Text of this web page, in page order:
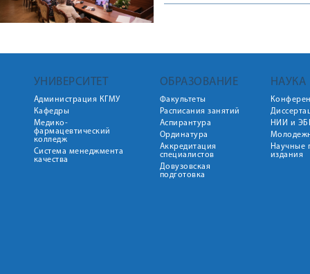
УНИВЕРСИТЕТ
Администрация КГМУ
Кафедры
Медико-
фармацевтический
колледж
Система менеджмента
качества
ОБРАЗОВАНИЕ
Факультеты
Расписания занятий
Аспирантура
Ординатура
Аккредитация
специалистов
Довузовская
подготовка
НАУКА
НИИ и
Научные
издания